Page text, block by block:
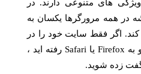
های متنوعی دارند. در
در همه مرورگرها یکسان به
اگر فقط سایت خود را در
Chrome مشاهده کرده اید و به Firefox یا Safari رفته اید ،
زده شوید.